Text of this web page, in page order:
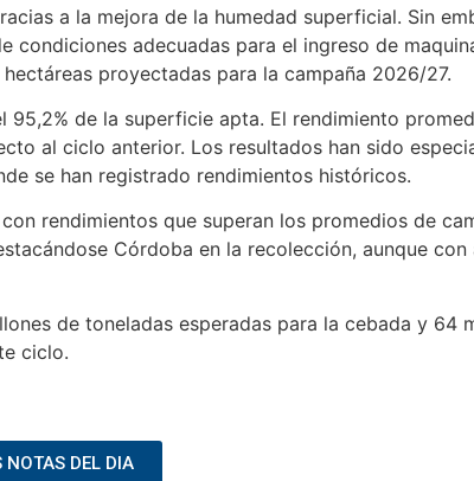
a la mejora de la humedad superficial. Sin
adecuadas para el ingreso de
proyectadas para la campaña 2026/27.
de la superficie apta. El rendimiento
al ciclo anterior. Los resultados han sido
se han registrado rendimientos históricos.
rendimientos que superan los promedios de
Córdoba en la recolección, aunque con
de toneladas esperadas para la cebada y 64
ciclo.
NOTAS DEL DIA